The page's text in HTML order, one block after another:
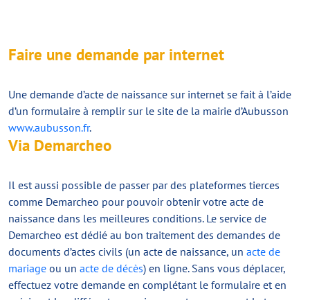
Faire une demande par internet
Une demande d’acte de naissance sur internet se fait à l’aide
d’un formulaire à remplir sur le site de la mairie d’Aubusson
www.aubusson.fr.
Via Demarcheo
Il est aussi possible de passer par des plateformes tierces
comme Demarcheo pour pouvoir obtenir votre acte de
naissance dans les meilleures conditions. Le service de
Demarcheo est dédié au bon traitement des demandes de
documents d’actes civils (un acte de naissance, un acte de
mariage ou un acte de décès) en ligne. Sans vous déplacer,
effectuez votre demande en complétant le formulaire et en